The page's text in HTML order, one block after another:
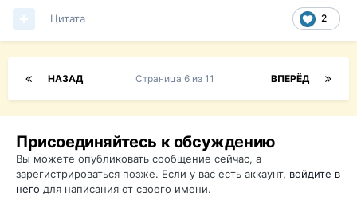
2
Цитата
НАЗАД ВПЕРЁД
Страница 6 из 11
Присоединяйтесь к обсуждению
Вы можете опубликовать сообщение сейчас, а
зарегистрироваться позже. Если у вас есть аккаунт, войдите в
него для написания от своего имени.